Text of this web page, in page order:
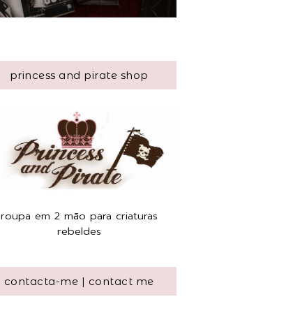
princess and pirate shop
roupa em 2 mão para criaturas
rebeldes
contacta-me | contact me